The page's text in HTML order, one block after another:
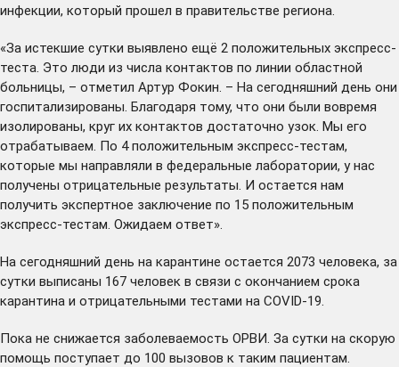
инфекции, который прошел в правительстве региона.
«За истекшие сутки выявлено ещё 2 положительных экспресс-
теста. Это люди из числа контактов по линии областной
больницы, – отметил Артур Фокин. – На сегодняшний день они
госпитализированы. Благодаря тому, что они были вовремя
изолированы, круг их контактов достаточно узок. Мы его
отрабатываем. По 4 положительным экспресс-тестам,
которые мы направляли в федеральные лаборатории, у нас
получены отрицательные результаты. И остается нам
получить экспертное заключение по 15 положительным
экспресс-тестам. Ожидаем ответ».
На сегодняшний день на карантине остается 2073 человека, за
сутки выписаны 167 человек в связи с окончанием срока
карантина и отрицательными тестами на COVID-19.
Пока не снижается заболеваемость ОРВИ. За сутки на скорую
помощь поступает до 100 вызовов к таким пациентам.